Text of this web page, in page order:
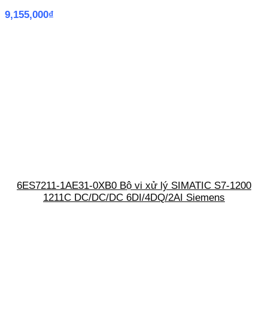
9,155,000₫
6ES7211-1AE31-0XB0 Bộ vi xử lý SIMATIC S7-1200
1211C DC/DC/DC 6DI/4DQ/2AI Siemens